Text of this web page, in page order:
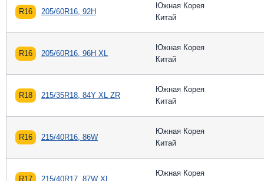
R16 205/60R16, 92H
Южная Корея
Китай
R16 205/60R16, 96H XL
Южная Корея
Китай
R18 215/35R18, 84Y XL ZR
Южная Корея
Китай
R16 215/40R16, 86W
Южная Корея
Китай
R17 215/40R17, 87W XL
Южная Корея